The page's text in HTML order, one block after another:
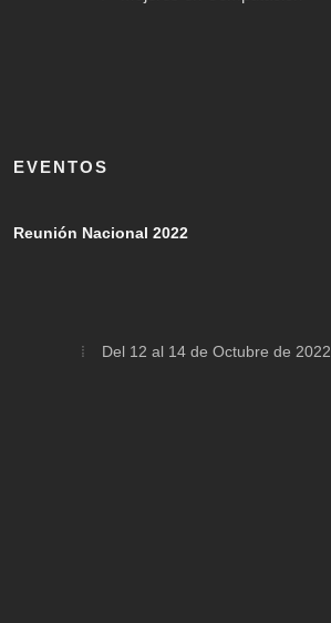
EVENTOS
Reunión Nacional 2022
Del 12 al 14 de Octubre de 2022